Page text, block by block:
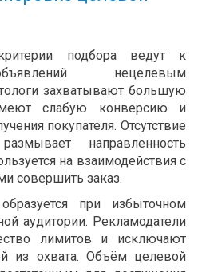
подбора ведут к
нецелевым
захватывают большую
слабую конверсию и
покупателя. Отсутствие
направленность
на взаимодействия с
совершить заказ.
при избыточном
аудитории. Рекламодатели
лимитов и исключают
из охвата. Объём целевой